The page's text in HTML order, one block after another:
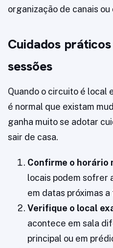
organização de canais
Cuidados
sessões
Quando o circuito é local
é normal que existam
ganha muito se adotar
sair de casa.
Confirme o horário
locais podem sofrer
em datas próximas
Verifique o local
acontece em sala
principal ou em